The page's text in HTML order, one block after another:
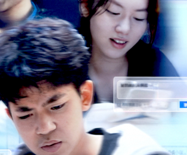
一纸欠条伤亲情 巡回调解促和解..